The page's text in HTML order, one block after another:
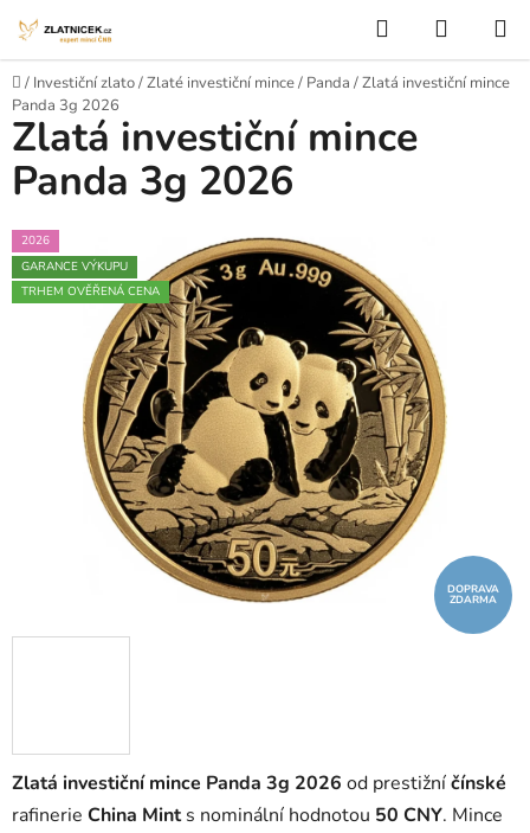
Hledat
Domů
/ Investiční zlato/Zlaté investiční mince/ Panda /Zlatá investiční mince
Panda 3g 2026
Zlatá investiční mince Panda 3g 2026 od prestižníčínské
rafinerie China Mints nominální hodnotou 50 CNY. Mince
Zlatá investiční mince
Panda 3g 2026
2026
GARANCE VÝKUPU
TRHEM OVĚŘENÁ CENA
DOPRAVA
ZDARMA